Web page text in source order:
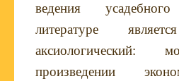
ведения
литературе
аксиологический:
произведении